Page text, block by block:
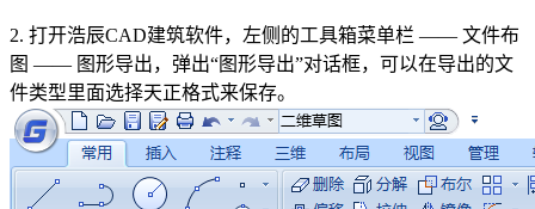
2. 打开浩辰CAD建筑软件，左侧的工具箱菜单栏 —— 文件布
图 —— 图形导出，弹出“图形导出”对话框，可以在导出的文
件类型里面选择天正格式来保存。